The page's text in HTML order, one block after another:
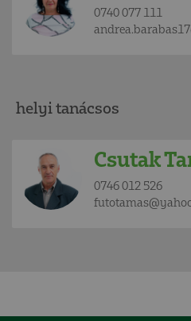
0740 077 111
helyi tanácsos
Csutak
0746 012 526